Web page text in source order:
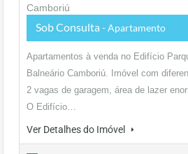
Sob Consulta - Apartamento
Apartamentos à venda no Edifício
Balneário Camboriú. Imóvel com
2 vagas de garagem, área de lazer
O Edifício…
Ver Detalhes do Imóvel